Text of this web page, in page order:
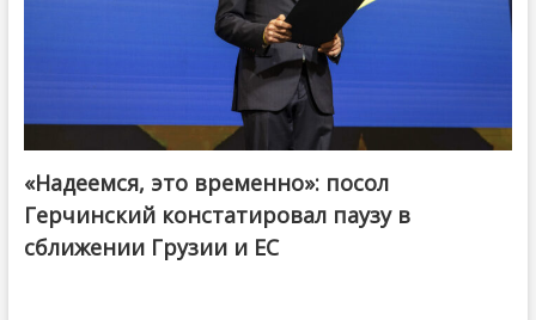
«Надеемся, это временно»: посол
Герчинский констатировал паузу в
сближении Грузии и ЕС